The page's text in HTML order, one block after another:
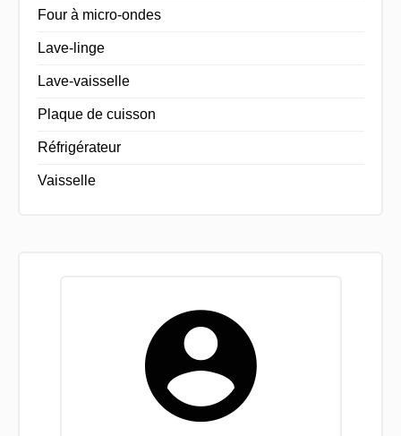
Four à micro-ondes
Lave-linge
Lave-vaisselle
Plaque de cuisson
Réfrigérateur
Vaisselle